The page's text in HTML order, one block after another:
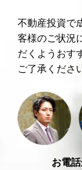
不動産投資で
客様のご状況
だくようおす
ご了承くださ
お電